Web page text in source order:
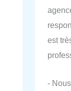
est
-